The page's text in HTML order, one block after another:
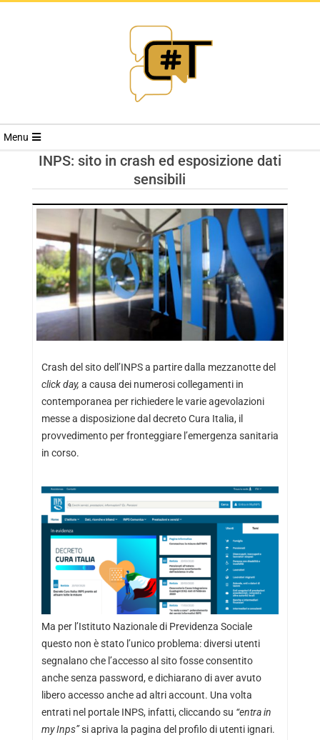
RIVISTA
TRENDS
Menu
INPS: sito in crash ed esposizione dati
sensibili
Crash del sito dell’INPS a partire dalla mezzanotte del
click day, a causa dei numerosi collegamenti in
contemporanea per richiedere le varie agevolazioni
messe a disposizione dal decreto Cura Italia, il
provvedimento per fronteggiare l’emergenza sanitaria
in corso.
Ma per l’Istituto Nazionale di Previdenza Sociale
questo non è stato l’unico problema: diversi utenti
segnalano che l’accesso al sito fosse consentito
anche senza password, e dichiarano di aver avuto
libero accesso anche ad altri account. Una volta
entrati nel portale INPS, infatti, cliccando su “entra in
my Inps”si apriva la pagina del profilo di utenti ignari.